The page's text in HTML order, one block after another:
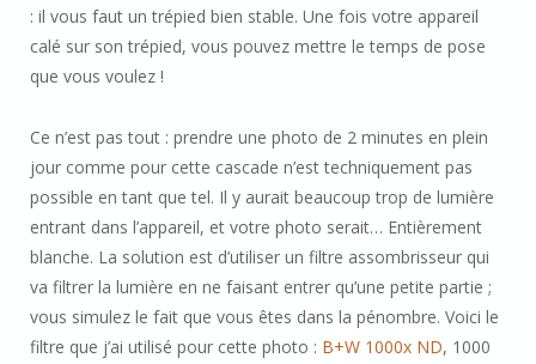
: il vous faut un trépied bien stable. Une fois votre appareil
calé sur son trépied, vous pouvez mettre le temps de pose
que vous voulez !
Ce n’est pas tout : prendre une photo de 2 minutes en plein
jour comme pour cette cascade n’est techniquement pas
possible en tant que tel. Il y aurait beaucoup trop de lumière
entrant dans l’appareil, et votre photo serait… Entièrement
blanche. La solution est d’utiliser un filtre assombrisseur qui
va filtrer la lumière en ne faisant entrer qu’une petite partie ;
vous simulez le fait que vous êtes dans la pénombre. Voici le
filtre que j’ai utilisé pour cette photo : B+W 1000x ND, 1000